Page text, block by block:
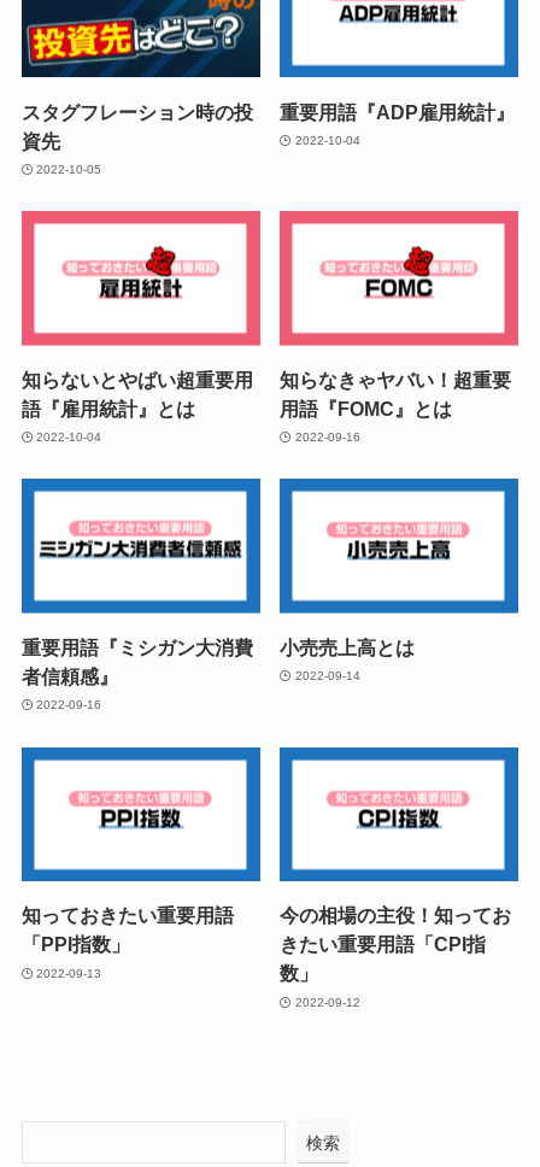
スタグフレーション時の投
資先
2022-10-05
重要用語『ADP雇用統計』
2022-10-04
知らないとやばい超重要用
語『雇用統計』とは
2022-10-04
知らなきゃヤバい！超重要
用語『FOMC』とは
2022-09-16
重要用語『ミシガン大消費
者信頼感』
2022-09-16
小売売上高とは
2022-09-14
知っておきたい重要用語
「PPI指数」
2022-09-13
今の相場の主役！知ってお
きたい重要用語「CPI指
数」
2022-09-12
検索